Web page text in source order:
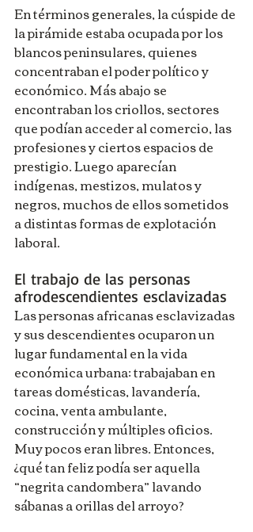
En términos generales, la cúspide de
la pirámide estaba ocupada por los
blancos peninsulares, quienes
concentraban el poder político y
económico. Más abajo se
encontraban los criollos, sectores
que podían acceder al comercio, las
profesiones y ciertos espacios de
prestigio. Luego aparecían
indígenas, mestizos, mulatos y
negros, muchos de ellos sometidos
a distintas formas de explotación
laboral.
El trabajo de las personas
afrodescendientes esclavizadas
Las personas africanas esclavizadas
y sus descendientes ocuparon un
lugar fundamental en la vida
económica urbana: trabajaban en
tareas domésticas, lavandería,
cocina, venta ambulante,
construcción y múltiples oficios.
Muy pocos eran libres. Entonces,
¿qué tan feliz podía ser aquella
“negrita candombera” lavando
sábanas a orillas del arroyo?